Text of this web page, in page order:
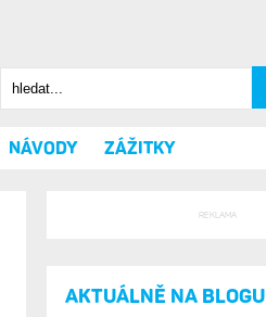
Vyhledávání
Hledat
NÁVODY ZÁŽITKY
REKLAMA
AKTUÁLNĚ NA BLOGU